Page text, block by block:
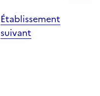
Établissement
suivant